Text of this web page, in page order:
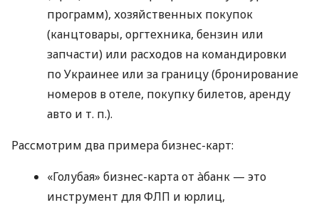
программ), хозяйственных покупок
(канцтовары, оргтехника, бензин или
запчасти) или расходов на командировки
по Украинее или за границу (бронирование
номеров в отеле, покупку билетов, аренду
авто и т. п.).
Рассмотрим два примера бизнес-карт:
«Голубая» бизнес-карта от àбанк — это
инструмент для ФЛП и юрлиц,